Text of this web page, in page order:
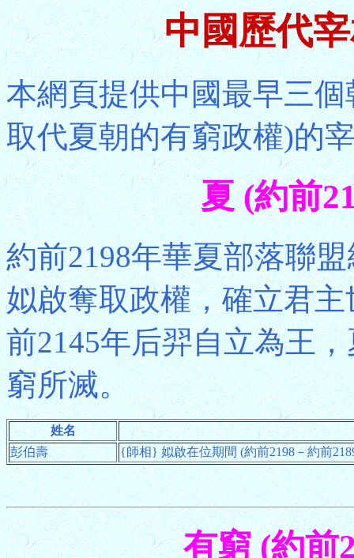
中國歷代
本網頁提供中國最早三
取代夏朝的有窮政權)的
夏 (約前
約前2198年華夏部落聯
姒啟奪取政權，確立君
前2145年后羿自立為王
窮所滅。
姓名
彭伯壽
{師相} 姒啟在位期間 (約前2198－約前
有窮 (約前